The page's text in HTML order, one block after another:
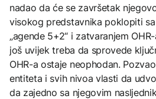
nadao da će se završetak
visokog predstavnika poklopiti
„agende 5+2“ i zatvaranjem
još uvijek treba da sprovede
OHR-a ostaje neophodan.
entiteta i svih nivoa vlasti da
da zajedno sa njegovim